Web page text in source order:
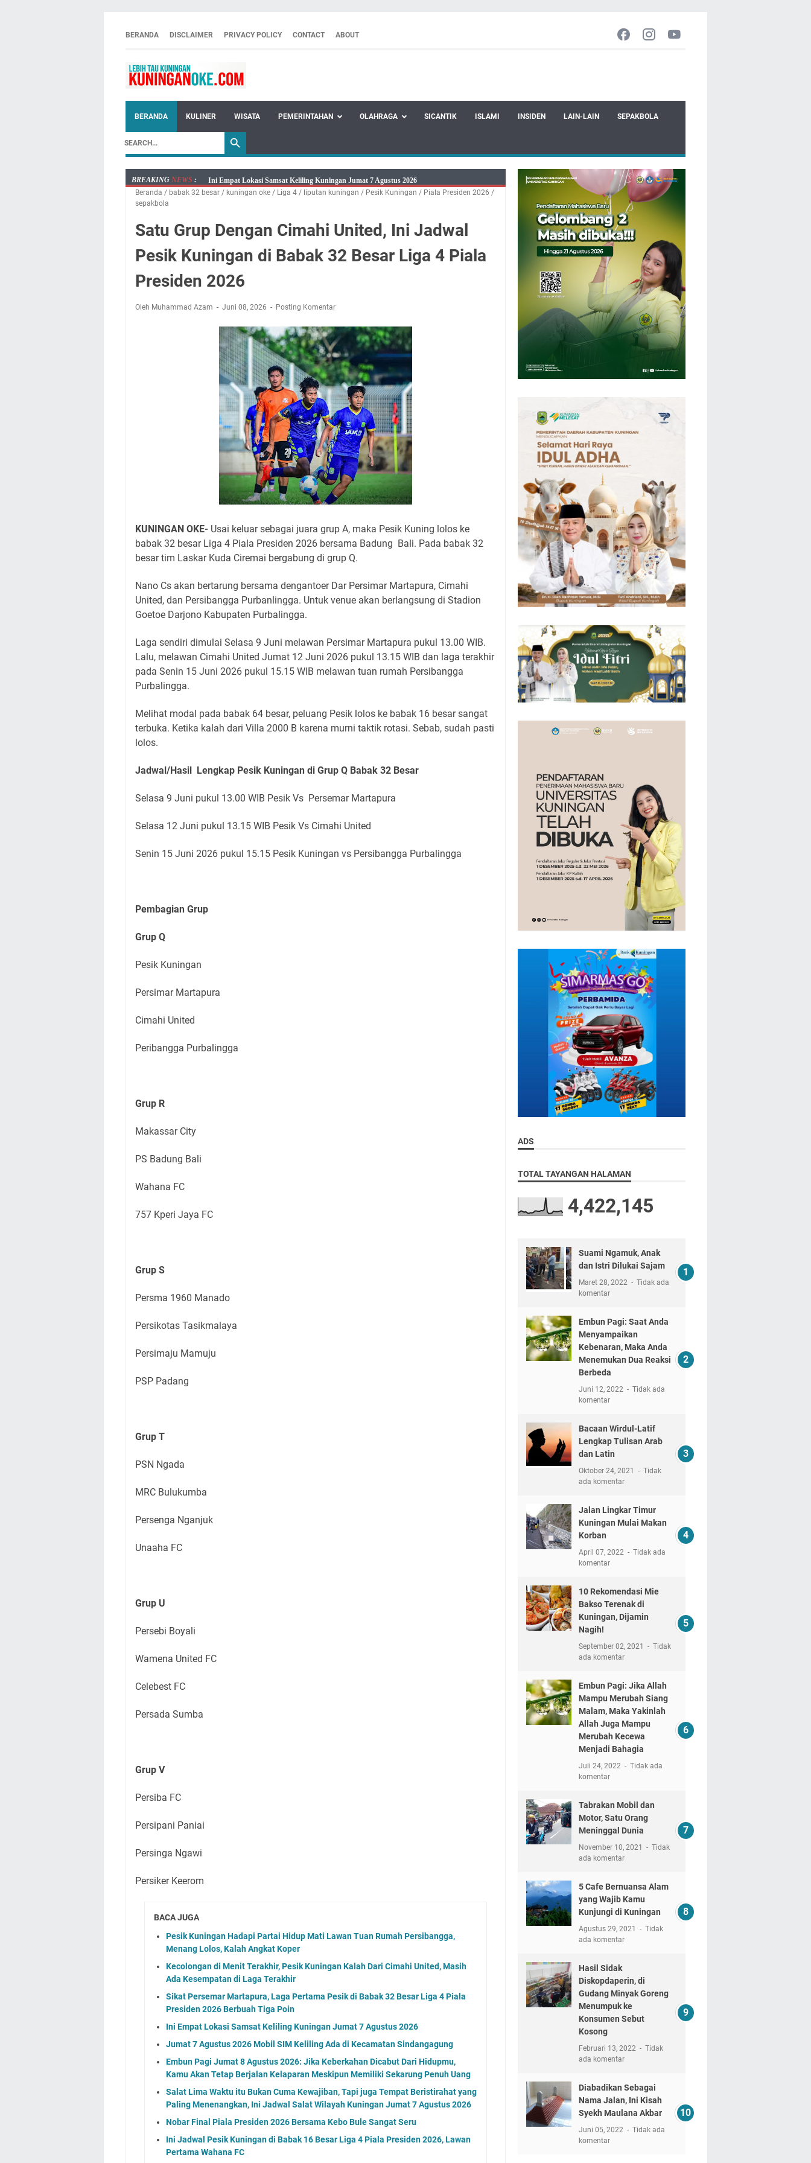
BERANDA DISCLAIMER PRIVACY POLICY CONTACT ABOUT
BERANDA KULINER WISATA PEMERINTAHAN OLAHRAGA SICANTIK ISLAMI INSIDEN LAIN-LAIN SEPAKBOLA
BREAKING NEWS :
Jumat 7 Agustus 2026 Mobil SIM Keliling Ada di Kecamatan Sindangagung
Embun Pagi Jumat 8 Agustus 2026: Jika Keberkahan Dicabut Dari Hidupmu, Kamu Akan
Salat Lima Waktu itu Bukan Cuma Kewajiban, Tapi juga Tempat Beristirahat yang Paling
Menenangkan, Ini Jadwal Salat Wilayah Kuningan Jumat 7 Agustus 2026
Nobar Final Piala Presiden 2026 Bersama Kebo Bule Sangat Seru
Kamuning Salurakan 12 Ribu Liter
Info Sembako di Pasar Kepuh Kuningan Kamis 6 Agustus 2026, Daging Naik, Telur Turun
Agenda Kegiatan Bupati Kuningan Jumat 7 Agustus 2026 Ada Tiga, Tapi yang Bakal Dihadiri
Hanya Satu
Ini Empat Lokasi Samsat Keliling Kuningan Jumat 7 Agustus 2026
Beranda / babak 32 besar / kuningan oke / Liga 4 / liputan kuningan / Pesik Kuningan / Piala Presiden 2026 /
sepakbola
Satu Grup Dengan Cimahi United, Ini Jadwal
Pesik Kuningan di Babak 32 Besar Liga 4 Piala
Presiden 2026
Oleh Muhammad Azam Juni 08, 2026 Posting Komentar
KUNINGAN OKE- Usai keluar sebagai juara grup A, maka Pesik Kuning lolos ke
babak 32 besar Liga 4 Piala Presiden 2026 bersama Badung Bali. Pada babak 32
besar tim Laskar Kuda Ciremai bergabung di grup Q.
Nano Cs akan bertarung bersama dengantoer Dar Persimar Martapura, Cimahi
United, dan Persibangga Purbanlingga. Untuk venue akan berlangsung di Stadion
Goetoe Darjono Kabupaten Purbalingga.
Laga sendiri dimulai Selasa 9 Juni melawan Persimar Martapura pukul 13.00 WIB.
Lalu, melawan Cimahi United Jumat 12 Juni 2026 pukul 13.15 WIB dan laga terakhir
pada Senin 15 Juni 2026 pukul 15.15 WIB melawan tuan rumah Persibangga
Purbalingga.
Melihat modal pada babak 64 besar, peluang Pesik lolos ke babak 16 besar sangat
terbuka. Ketika kalah dari Villa 2000 B karena murni taktik rotasi. Sebab, sudah pasti
lolos.
Jadwal/Hasil Lengkap Pesik Kuningan di Grup Q Babak 32 Besar
Selasa 9 Juni pukul 13.00 WIB Pesik Vs Persemar Martapura
Selasa 12 Juni pukul 13.15 WIB Pesik Vs Cimahi United
Senin 15 Juni 2026 pukul 15.15 Pesik Kuningan vs Persibangga Purbalingga
Pembagian Grup
Grup Q
Pesik Kuningan
Persimar Martapura
Cimahi United
Peribangga Purbalingga
Grup R
Makassar City
PS Badung Bali
Wahana FC
757 Kperi Jaya FC
Grup S
Persma 1960 Manado
Persikotas Tasikmalaya
Persimaju Mamuju
PSP Padang
Grup T
PSN Ngada
MRC Bulukumba
Persenga Nganjuk
Unaaha FC
Grup U
Persebi Boyali
Wamena United FC
Celebest FC
Persada Sumba
Grup V
Persiba FC
Persipani Paniai
Persinga Ngawi
Persiker Keerom
BACA JUGA
Pesik Kuningan Hadapi Partai Hidup Mati Lawan Tuan Rumah Persibangga,
Menang Lolos, Kalah Angkat Koper
Kecolongan di Menit Terakhir, Pesik Kuningan Kalah Dari Cimahi United, Masih
Ada Kesempatan di Laga Terakhir
Sikat Persemar Martapura, Laga Pertama Pesik di Babak 32 Besar Liga 4 Piala
Presiden 2026 Berbuah Tiga Poin
Ini Empat Lokasi Samsat Keliling Kuningan Jumat 7 Agustus 2026
Jumat 7 Agustus 2026 Mobil SIM Keliling Ada di Kecamatan Sindangagung
Embun Pagi Jumat 8 Agustus 2026: Jika Keberkahan Dicabut Dari Hidupmu,
Kamu Akan Tetap Berjalan Kelaparan Meskipun Memiliki Sekarung Penuh Uang
Salat Lima Waktu itu Bukan Cuma Kewajiban, Tapi juga Tempat Beristirahat yang
Paling Menenangkan, Ini Jadwal Salat Wilayah Kuningan Jumat 7 Agustus 2026
Nobar Final Piala Presiden 2026 Bersama Kebo Bule Sangat Seru
Ini Jadwal Pesik Kuningan di Babak 16 Besar Liga 4 Piala Presiden 2026, Lawan
Pertama Wahana FC
ADS
TOTAL TAYANGAN HALAMAN
4,422,145
Suami Ngamuk, Anak
dan Istri Dilukai Sajam
Maret 28, 2022
Tidak ada
komentar
Embun Pagi: Saat Anda
Menyampaikan
Kebenaran, Maka Anda
Menemukan Dua Reaksi
Berbeda
Juni 12, 2022
Tidak ada
komentar
Bacaan Wirdul-Latif
Lengkap Tulisan Arab
dan Latin
Oktober 24, 2021
Tidak
ada komentar
Jalan Lingkar Timur
Kuningan Mulai Makan
Korban
April 07, 2022
Tidak ada
komentar
10 Rekomendasi Mie
Bakso Terenak di
Kuningan, Dijamin
Nagih!
September 02, 2021
Tidak
ada komentar
Embun Pagi: Jika Allah
Mampu Merubah Siang
Malam, Maka Yakinlah
Allah Juga Mampu
Merubah Kecewa
Menjadi Bahagia
Juli 24, 2022
Tidak ada
komentar
Tabrakan Mobil dan
Motor, Satu Orang
Meninggal Dunia
November 10, 2021
Tidak
ada komentar
5 Cafe Bernuansa Alam
yang Wajib Kamu
Kunjungi di Kuningan
Agustus 29, 2021
Tidak
ada komentar
Hasil Sidak
Diskopdaperin, di
Gudang Minyak Goreng
Menumpuk ke
Konsumen Sebut
Kosong
Februari 13, 2022
Tidak
ada komentar
Diabadikan Sebagai
Nama Jalan, Ini Kisah
Syekh Maulana Akbar
Juni 05, 2022
Tidak ada
komentar